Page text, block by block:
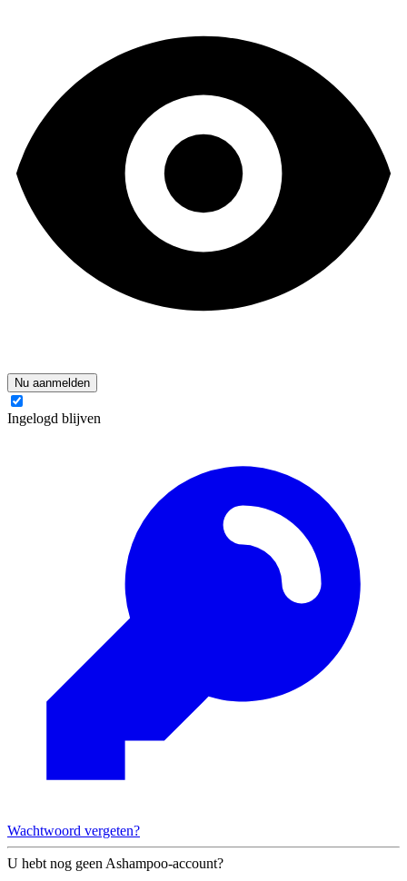
Nu aanmelden
Ingelogd blijven
Wachtwoord vergeten?
U hebt nog geen Ashampoo-account?